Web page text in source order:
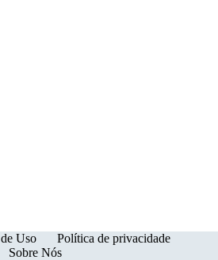
Uso
Política de privacidade
Sobre Nós